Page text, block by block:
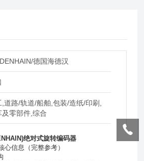
德国海德汉
,道路/轨道/船舶,包装/造纸/印刷,
及零部件,综合
绝对式旋转编码器
心信息（完整参考）